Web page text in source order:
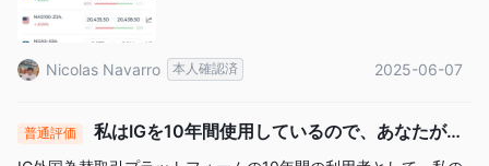
Nicolas Navarro 本人確認済 2025-06-07
普通評価
私はIGを10年間使用しているので、あなたが見
ているように感じています。